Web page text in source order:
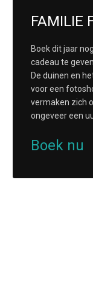
FAMILIE
Boek dit jaar
cadeau te
De duinen en
voor een
vermaken zich
ongeveer een
Boek nu